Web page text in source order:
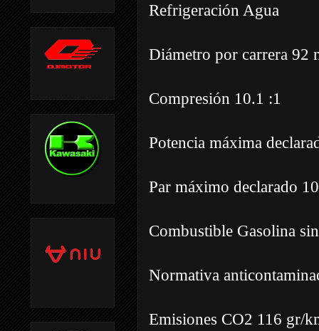
Refrigeración Agua
Diámetro por carrera 92
Compresión 10.1 :1
Potencia máxima
Par máximo declarado
Combustible Gasolina
Normativa
Emisiones CO2 116 gr/